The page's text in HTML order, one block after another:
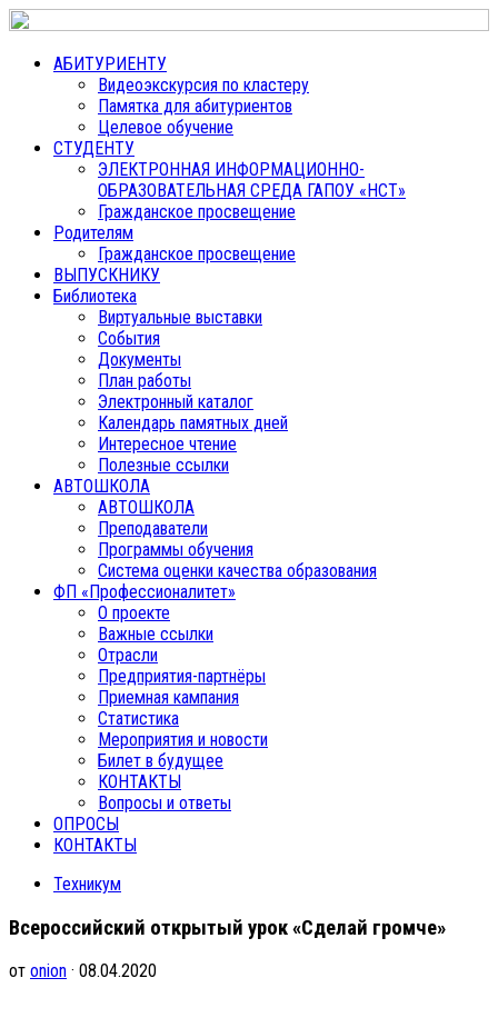
АБИТУРИЕНТУ
Видеоэкскурсия по кластеру
Памятка для абитуриентов
Целевое обучение
СТУДЕНТУ
ЭЛЕКТРОННАЯ ИНФОРМАЦИОННО-
ОБРАЗОВАТЕЛЬНАЯ СРЕДА ГАПОУ «НСТ»
Гражданское просвещение
Родителям
Гражданское просвещение
ВЫПУСКНИКУ
Библиотека
Виртуальные выставки
События
Документы
План работы
Электронный каталог
Календарь памятных дней
Интересное чтение
Полезные ссылки
АВТОШКОЛА
АВТОШКОЛА
Преподаватели
Программы обучения
Система оценки качества образования
ФП «Профессионалитет»
О проекте
Важные ссылки
Отрасли
Предприятия-партнёры
Приемная кампания
Статистика
Мероприятия и новости
Билет в будущее
КОНТАКТЫ
Вопросы и ответы
ОПРОСЫ
КОНТАКТЫ
Техникум
Всероссийский открытый урок «Сделай громче»
от onion · 08.04.2020